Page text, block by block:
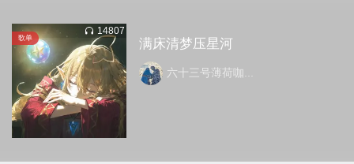
歌单
14807
满床清梦压星河
六十三号薄荷咖...